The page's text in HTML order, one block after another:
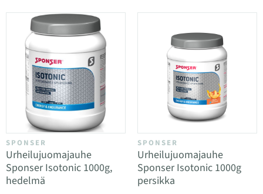
SPONSER
Urheilujuomajauhe
Sponser Isotonic 1000g,
hedelmä
SPONSER
Urheilujuomajauhe
Sponser Isotonic 1000g
persikka